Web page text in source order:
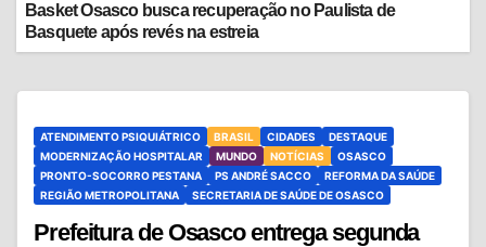
Basket Osasco busca recuperação no Paulista de
Basquete após revés na estreia
ATENDIMENTO PSIQUIÁTRICO BRASIL CIDADES
DESTAQUE
MODERNIZAÇÃO HOSPITALAR
MUNDO NOTÍCIAS
OSASCO
PRONTO-SOCORRO PESTANA
PS ANDRÉ SACCO
REFORMA DA SAÚDE
REGIÃO METROPOLITANA
SECRETARIA DE SAÚDE DE OSASCO
Prefeitura de Osasco entrega segunda